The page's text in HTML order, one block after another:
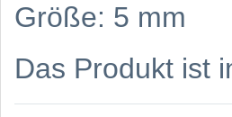
Größe: 5 mm
Das Produkt ist